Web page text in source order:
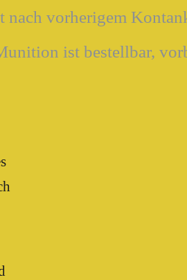
vorherigem
ist bestellbar,